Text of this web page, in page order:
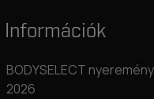
Információk
BODYSELECT
2026